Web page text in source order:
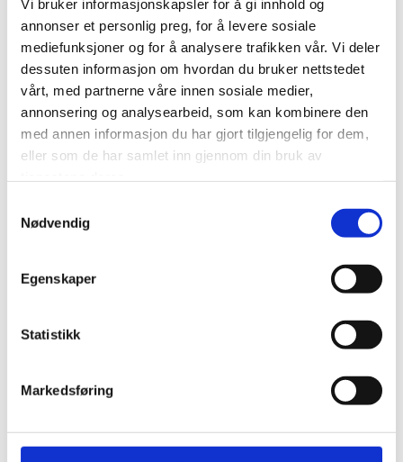
Vi bruker informasjonskapsler for å gi innhold og
annonser et personlig preg, for å levere sosiale
mediefunksjoner og for å analysere trafikken vår. Vi deler
dessuten informasjon om hvordan du bruker nettstedet
vårt, med partnerne våre innen sosiale medier,
annonsering og analysearbeid, som kan kombinere den
med annen informasjon du har gjort tilgjengelig for dem,
eller som de har samlet inn gjennom din bruk av
Nødvendig
Egenskaper
Statistikk
Markedsføring
Løsning med stolper og handlist i aluminium
og glass i fyllinger.
balkongens dekke.